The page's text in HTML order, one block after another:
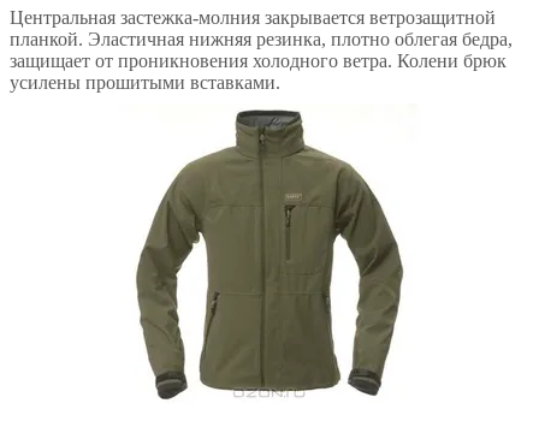
Центральная застежка-молния закрывается ветрозащитной
планкой. Эластичная нижняя резинка, плотно облегая бедра,
защищает от проникновения холодного ветра. Колени брюк
усилены прошитыми вставками.